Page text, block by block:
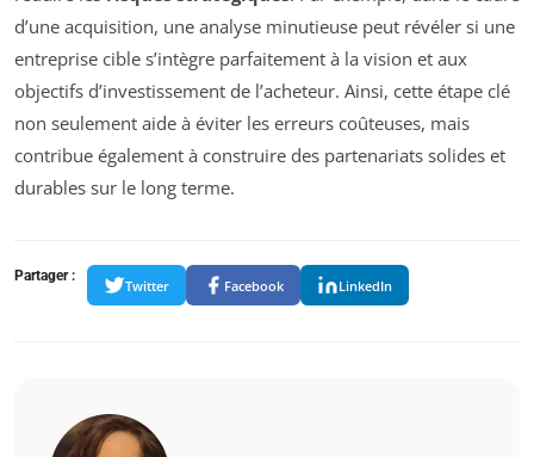
d’une acquisition, une analyse minutieuse peut révéler si une
entreprise cible s’intègre parfaitement à la vision et aux
objectifs d’investissement de l’acheteur. Ainsi, cette étape clé
non seulement aide à éviter les erreurs coûteuses, mais
contribue également à construire des partenariats solides et
durables sur le long terme.
Partager :
Twitter Facebook LinkedIn